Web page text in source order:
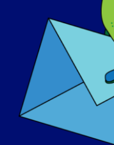
https://
interviews
* * * * يرجى إبداء الإعجاب والتعليق ومشاركة هذا
بمرض التهاب